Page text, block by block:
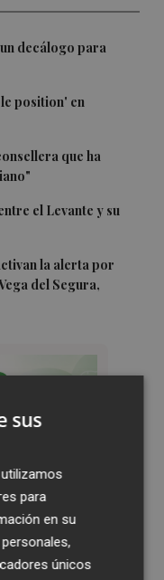
decálogo para
position' en
que ha
el Levante y su
la alerta por
del Segura,
sus
para
en su
únicos